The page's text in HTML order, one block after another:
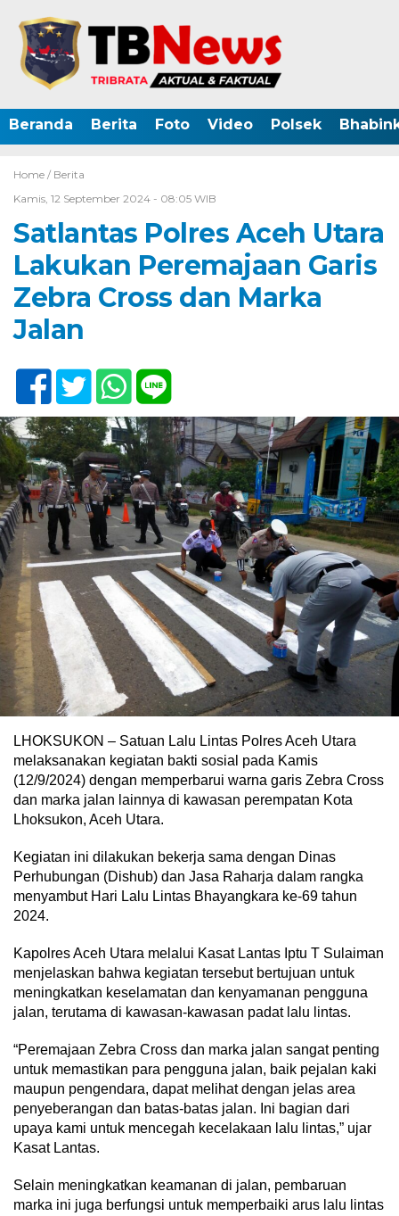
Beranda Berita Foto Video Polsek
Home / Berita
Kamis, 12 September 2024 - 08:05 WIB
Satlantas Polres Aceh Utara
Lakukan Peremajaan Garis
Zebra Cross dan Marka
Jalan
LHOKSUKON – Satuan Lalu Lintas Polres Aceh Utara
melaksanakan kegiatan bakti sosial pada Kamis
(12/9/2024) dengan memperbarui warna garis Zebra Cross
dan marka jalan lainnya di kawasan perempatan Kota
Lhoksukon, Aceh Utara.
Kegiatan ini dilakukan bekerja sama dengan Dinas
Perhubungan (Dishub) dan Jasa Raharja dalam rangka
menyambut Hari Lalu Lintas Bhayangkara ke-69 tahun
2024.
Kapolres Aceh Utara melalui Kasat Lantas Iptu T Sulaiman
menjelaskan bahwa kegiatan tersebut bertujuan untuk
meningkatkan keselamatan dan kenyamanan pengguna
jalan, terutama di kawasan-kawasan padat lalu lintas.
“Peremajaan Zebra Cross dan marka jalan sangat penting
untuk memastikan para pengguna jalan, baik pejalan kaki
maupun pengendara, dapat melihat dengan jelas area
penyeberangan dan batas-batas jalan. Ini bagian dari
upaya kami untuk mencegah kecelakaan lalu lintas,” ujar
Kasat Lantas.
Selain meningkatkan keamanan di jalan, pembaruan
marka ini juga berfungsi untuk memperbaiki arus lalu lintas